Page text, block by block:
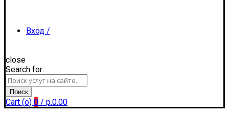
Вход /
Регистрация
close
Search for:
Поиск
Cart (o) 0 / р.0.00